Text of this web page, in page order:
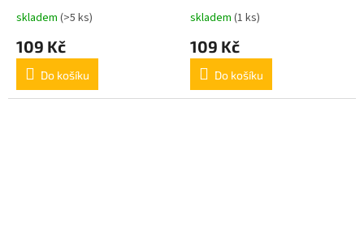
skladem (>5 ks)
109 Kč
Do košíku
skladem (1 ks)
109 Kč
Do košíku